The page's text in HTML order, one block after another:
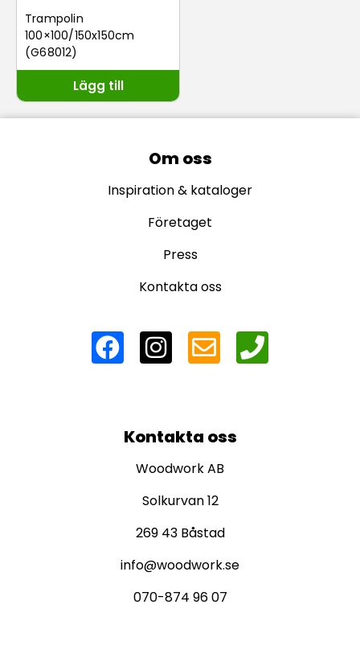
Trampolin
100×100/150x150cm
(G68012)
Lägg till
Om oss
Inspiration & kataloger
Företaget
Press
Kontakta oss
Kontakta oss
Woodwork AB
Solkurvan 12
269 43 Båstad
info@woodwork.se
070-874 96 07